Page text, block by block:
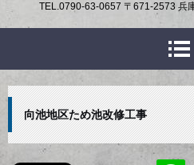
TEL. 0790-63-0657 〒671-2573 兵
向池地区ため池改修工事